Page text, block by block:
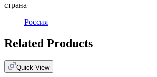
страна
Россия
Related Products
Quick View